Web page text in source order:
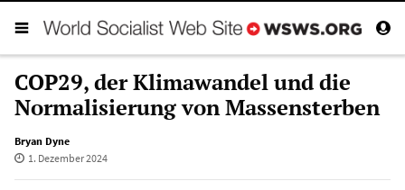
COP29, der Klimawandel und die
Normalisierung von Massensterben
Bryan Dyne
1. Dezember 2024